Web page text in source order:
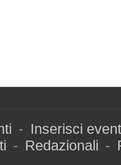
- Inserisci
- Redazionali -